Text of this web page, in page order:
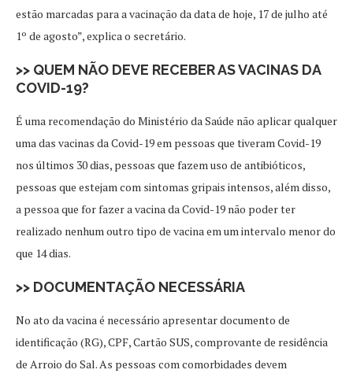
estão marcadas para a vacinação da data de hoje, 17 de julho até
1º de agosto”, explica o secretário.
>> QUEM NÃO DEVE RECEBER AS VACINAS DA
COVID-19?
É uma recomendação do Ministério da Saúde não aplicar qualquer
uma das vacinas da Covid-19 em pessoas que tiveram Covid-19
nos últimos 30 dias, pessoas que fazem uso de antibióticos,
pessoas que estejam com sintomas gripais intensos, além disso,
a pessoa que for fazer a vacina da Covid-19 não poder ter
realizado nenhum outro tipo de vacina em um intervalo menor do
que 14 dias.
>> DOCUMENTAÇÃO NECESSÁRIA
No ato da vacina é necessário apresentar documento de
identificação (RG), CPF, Cartão SUS, comprovante de residência
de Arroio do Sal. As pessoas com comorbidades devem